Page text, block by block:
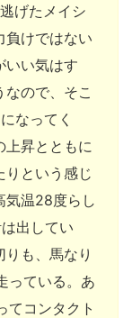
げたメイシ
負けではない
いい気はす
ので、そこ
なってく
上昇とともに
りという感じ
気温28度らし
出してい
も、馬なり
っている。あ
てコンタクト